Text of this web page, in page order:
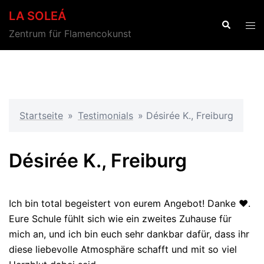
Inhalt
springen
LA SOLEÁ
Zentrum für Flamencokunst
Suche
Startseite » Testimonials » Désirée K., Freiburg
Désirée K., Freiburg
Ich bin total begeistert von eurem Angebot! Danke ❤.
Eure Schule fühlt sich wie ein zweites Zuhause für
mich an, und ich bin euch sehr dankbar dafür, dass ihr
diese liebevolle Atmosphäre schafft und mit so viel